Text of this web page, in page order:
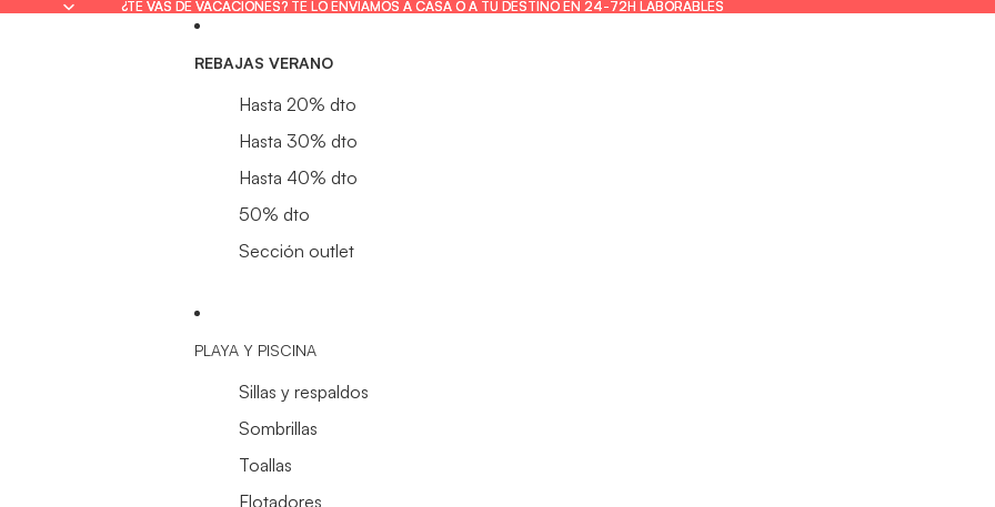
¿TE VAS DE VACACIONES? TE LO ENVIAMOS A CASA O A TU DESTINO EN 24-72H LABORABLES
¿TE VAS DE VACACIONES? TE LO ENVIAMOS A CASA O A TU DESTINO EN 24-72H LABORABLES
REBAJAS VERANO
Hasta 20% dto
Hasta 30% dto
Hasta 40% dto
50% dto
Sección outlet
PLAYA Y PISCINA
Sillas y respaldos
Sombrillas
Toallas
Flotadores